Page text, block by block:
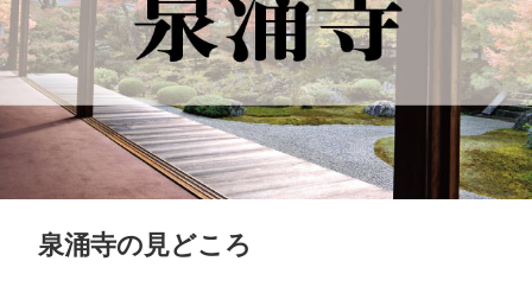
泉涌寺の見どころ